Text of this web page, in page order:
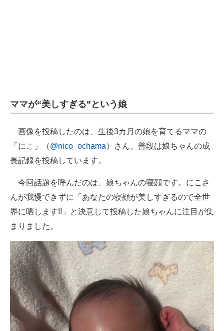
ママが“美しすぎる”という娘
画像を投稿したのは、生後3カ月の娘を育てるママの
「にこ」（@nico_ochama）さん。普段は娘ちゃんの成
長記録を投稿しています。
今回話題を呼んだのは、娘ちゃんの寝顔です。にこさ
んが我慢できずに「あなたの寝顔が美しすぎるので全世
界に晒します!!」と決意して投稿した娘ちゃんに注目が集
まりました。